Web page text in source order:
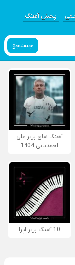
پخش آهنگ
جستجو
آهنگ های برتر علی
احمدیانی 1404
10 آهنگ برتر اپرا